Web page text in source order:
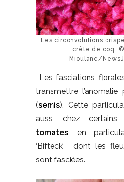
Les circonvolutions
crête de coq.
Mioulane/
Les fasciations
transmettre l’anomalie
(semis). Cette
aussi chez
tomates, en
‘Bifteck’ dont les
sont fasciées.